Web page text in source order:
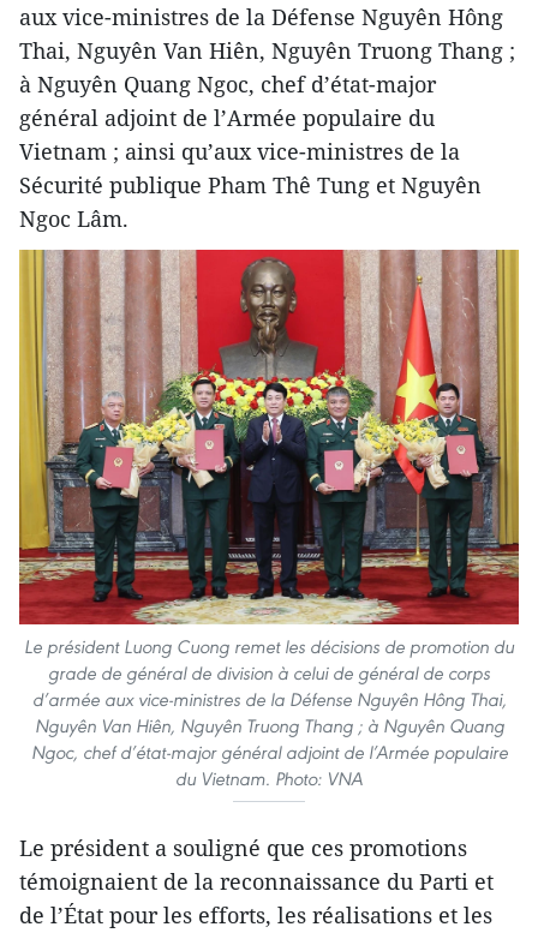
aux vice-ministres de la Défense Nguyên Hông
Thai, Nguyên Van Hiên, Nguyên Truong Thang ;
à Nguyên Quang Ngoc, chef d’état-major
général adjoint de l’Armée populaire du
Vietnam ; ainsi qu’aux vice-ministres de la
Sécurité publique Pham Thê Tung et Nguyên
Ngoc Lâm.
Le président Luong Cuong remet les décisions de promotion du
grade de général de division à celui de général de corps
d’armée aux vice-ministres de la Défense Nguyên Hông Thai,
Nguyên Van Hiên, Nguyên Truong Thang ; à Nguyên Quang
Ngoc, chef d’état-major général adjoint de l’Armée populaire
du Vietnam. Photo: VNA
Le président a souligné que ces promotions
témoignaient de la reconnaissance du Parti et
de l’État pour les efforts, les réalisations et les